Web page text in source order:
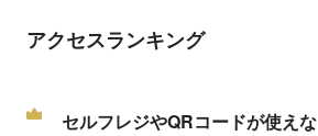
アクセスランキング
セルフレジやQRコードが使えな